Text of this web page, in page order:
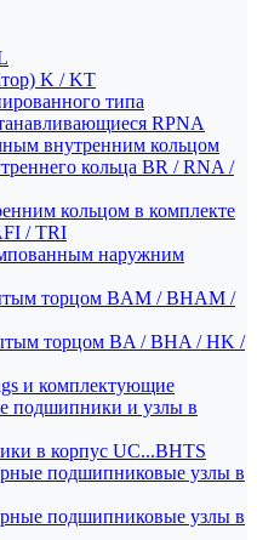
K / KT
типа
RPNA
внутренним кольцом
кольца BR / RNA /
кольцом в комплекте
/ TRI
наружним
торцом BAM / BHAM /
торцом BA / BHA / HK /
и комплектующие
подшипники и узлы в
в корпус UC...BHTS
подшипниковые узлы в
подшипниковые узлы в